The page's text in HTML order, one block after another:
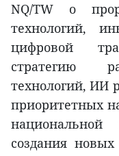
NQ/TW о
технологий,
цифровой
стратегию
технологий, ИИ
приоритетных
национальной
создания новых